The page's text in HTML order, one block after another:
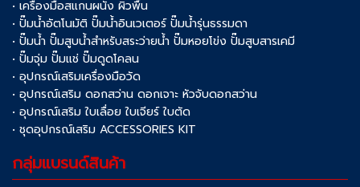
• เครื่องมือสแกนผนัง ผิวพื้น
• ปั๊มน้ำอัตโนมัติ ปั๊มน้ำอินเวเตอร์ ปั๊มน้ำรุ่นธรรมดา
• ปั๊มน้ำ ปั๊มสูบน้ำสำหรับสระว่ายน้ำ ปั๊มหอยโข่ง ปั๊มสูบสารเคมี
• ปั๊มจุ่ม ปั๊มแช่ ปั๊มดูดโคลน
• อุปกรณ์เสริมเครื่องมือวัด
• อุปกรณ์เสริม ดอกสว่าน ดอกเจาะ หัวจับดอกสว่าน
• อุปกรณ์เสริม ใบเลื่อย ใบเจียร์ ใบตัด
• ชุดอุปกรณ์เสริม ACCESSORIES KIT
กลุ่มแบรนด์สินค้า